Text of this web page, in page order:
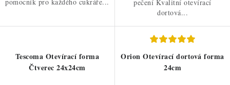
pečení Kvalitní otevírací
dortová...
Tescoma Otevírací forma
Čtverec 24x24cm
Orion Otevírací dortová forma
24cm